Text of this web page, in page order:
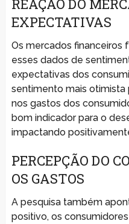
REAÇÃO DO
EXPECTATIVAS
Os mercados
esses dados de
expectativas dos
sentimento mais otimista
nos gastos dos
bom indicador para o
impactando
PERCEPÇÃO DO
OS GASTOS
A pesquisa também
positivo, os